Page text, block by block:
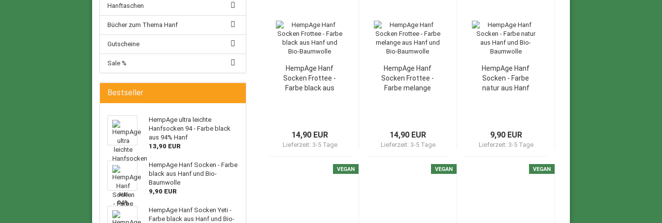
HempAge Hanf
Socken Frottee -
Farbe black aus
14,90 EUR
Lieferzeit: 3-5 Tage
HempAge Hanf
Socken Frottee -
Farbe melange
14,90 EUR
Lieferzeit: 3-5 Tage
HempAge Hanf
Socken - Farbe
natur aus Hanf
9,90 EUR
Lieferzeit: 3-5 Tage
VEGAN VEGAN VEGAN
Hanftaschen
Bücher zum Thema Hanf
Gutscheine
Sale %
Bestseller
HempAge ultra leichte
Hanfsocken 94 - Farbe black
aus 94% Hanf
13,90 EUR
HempAge Hanf Socken - Farbe
black aus Hanf und Bio-
Baumwolle
9,90 EUR
HempAge Hanf Socken Yeti -
Farbe black aus Hanf und Bio-